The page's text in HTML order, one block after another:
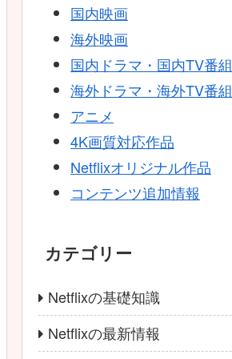
国内映画
海外映画
国内ドラマ・国内TV番組
海外ドラマ・海外TV番組
アニメ
4K画質対応作品
Netflixオリジナル作品
コンテンツ追加情報
カテゴリー
Netflixの基礎知識
Netflixの最新情報